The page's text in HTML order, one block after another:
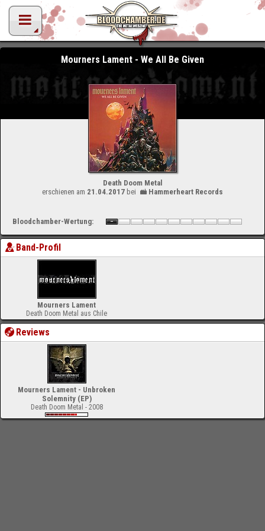
Mourners Lament - We All Be Given
Death Doom Metal
erschienen am 21.04.2017bei Hammerheart Records
Bloodchamber-Wertung:
Band-Profil
Mourners Lament
Death Doom Metal aus Chile
Reviews
Mourners Lament - Unbroken
Solemnity (EP)
Death Doom Metal - 2008